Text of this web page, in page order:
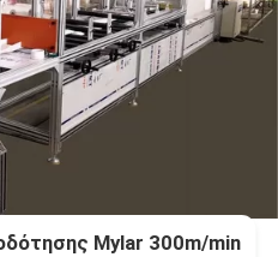
Mylar 300m/min